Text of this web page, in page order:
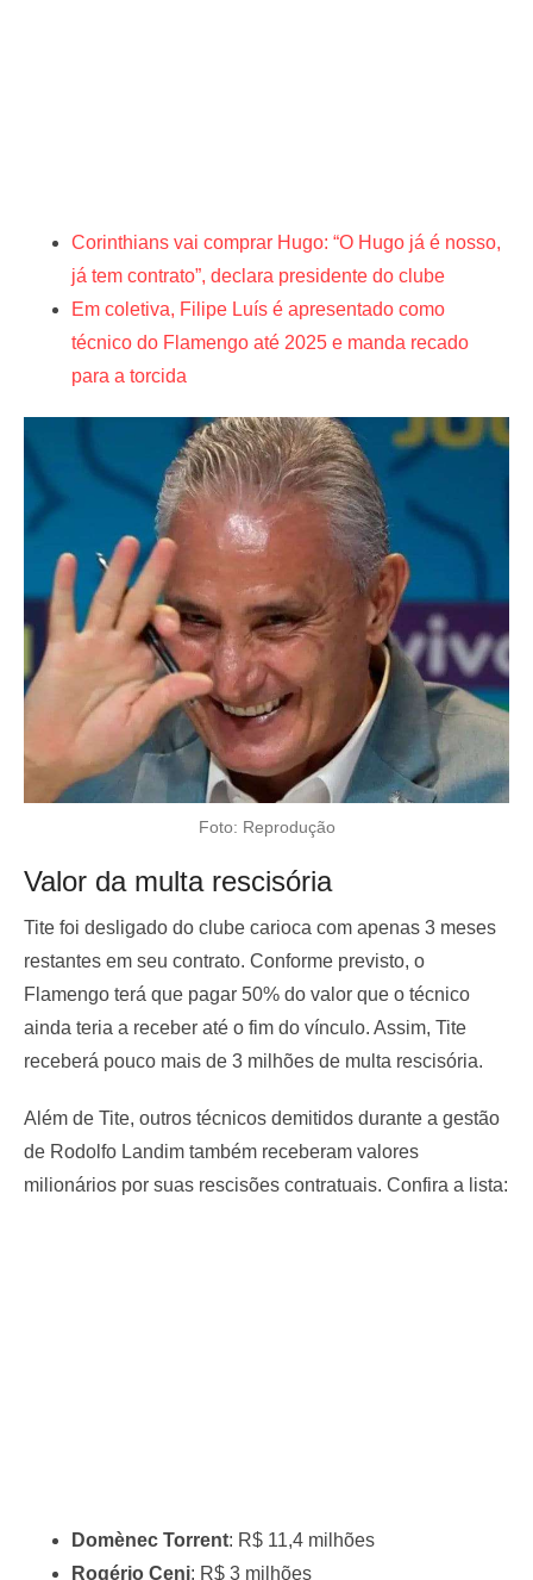
Corinthians vai comprar Hugo: “O Hugo já é nosso,
já tem contrato”, declara presidente do clube
Em coletiva, Filipe Luís é apresentado como
técnico do Flamengo até 2025 e manda recado
para a torcida
Foto: Reprodução
Valor da multa rescisória
Tite foi desligado do clube carioca com apenas 3 meses
restantes em seu contrato. Conforme previsto, o
Flamengo terá que pagar 50% do valor que o técnico
ainda teria a receber até o fim do vínculo. Assim, Tite
receberá pouco mais de 3 milhões de multa rescisória.
Além de Tite, outros técnicos demitidos durante a gestão
de Rodolfo Landim também receberam valores
milionários por suas rescisões contratuais. Confira a lista:
Domènec Torrent: R$ 11,4 milhões
Rogério Ceni: R$ 3 milhões